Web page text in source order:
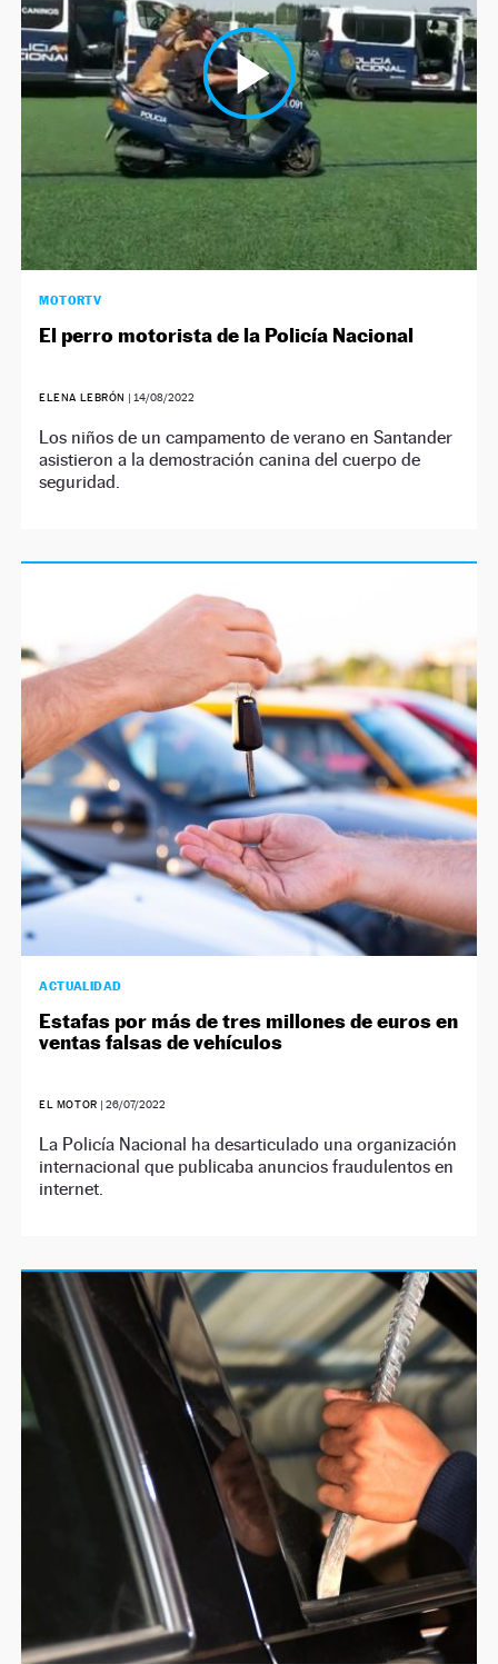
MOTORTV
El perro motorista de la Policía Nacional
ELENA LEBRÓN | 14/08/2022
Los niños de un campamento de verano en Santander
asistieron a la demostración canina del cuerpo de
seguridad.
ACTUALIDAD
Estafas por más de tres millones de euros en
ventas falsas de vehículos
EL MOTOR | 26/07/2022
La Policía Nacional ha desarticulado una organización
internacional que publicaba anuncios fraudulentos en
internet.